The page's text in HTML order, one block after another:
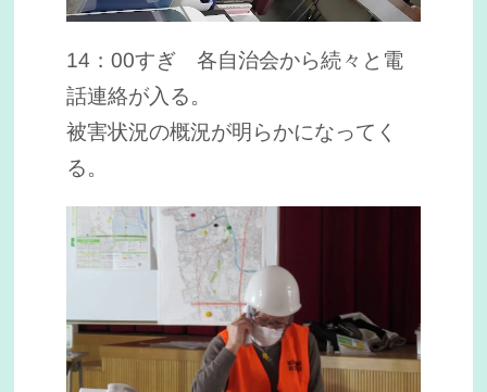
14：00すぎ 各自治会から続々と電
話連絡が入る。
被害状況の概況が明らかになってく
る。